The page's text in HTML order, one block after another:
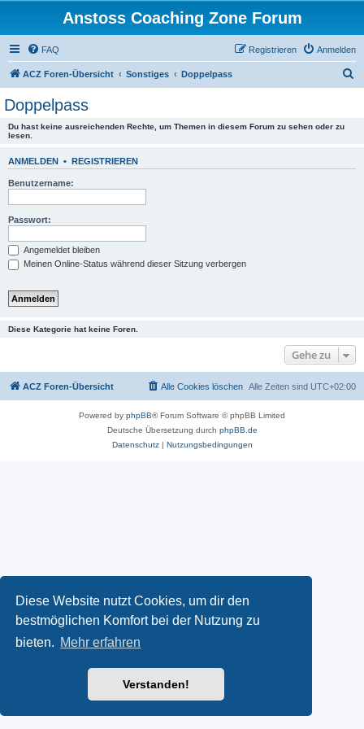
Diese Website nutzt Cookies, um dir den
bestmöglichen Komfort bei der Nutzung zu
bieten. Mehr erfahren
Verstanden!
Anstoss Coaching Zone Forum
FAQ Anmelden
Registrieren
ACZ Foren-Übersicht Sonstiges Doppelpass
Doppelpass
Du hast keine ausreichenden Rechte, um Themen in diesem Forum zu sehen oder zu
lesen.
ANMELDEN • REGISTRIEREN
Benutzername:
Passwort:
Angemeldet bleiben
Meinen Online-Status während dieser Sitzung verbergen
Diese Kategorie hat keine Foren.
Gehe zu
ACZ Foren-Übersicht Alle Zeiten sind UTC+02:00
Alle Cookies löschen
Powered by phpBB® Forum Software © phpBB Limited
Deutsche Übersetzung durch phpBB.de
Datenschutz| Nutzungsbedingungen